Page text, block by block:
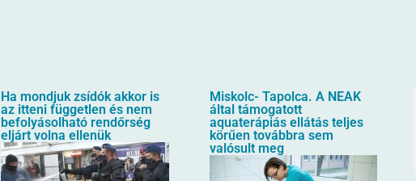
Ha mondjuk zsídók akkor is
az itteni független és nem
befolyásolható rendőrség
eljárt volna ellenük
Miskolc- Tapolca. A NEAK
által támogatott
aquaterápiás ellátás teljes
körűen továbbra sem
valósult meg